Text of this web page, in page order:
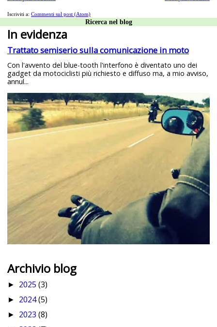
Iscriviti a: Commenti sul post (Atom)
Ricerca nel blog
In evidenza
Trattato semiserio sulla comunicazione in moto
Con l'avvento del blue-tooth l'interfono è diventato uno dei
gadget da motociclisti più richiesto e diffuso ma, a mio avviso,
annul...
Archivio blog
► 2025 (3)
► 2024(5)
► 2023 (8)